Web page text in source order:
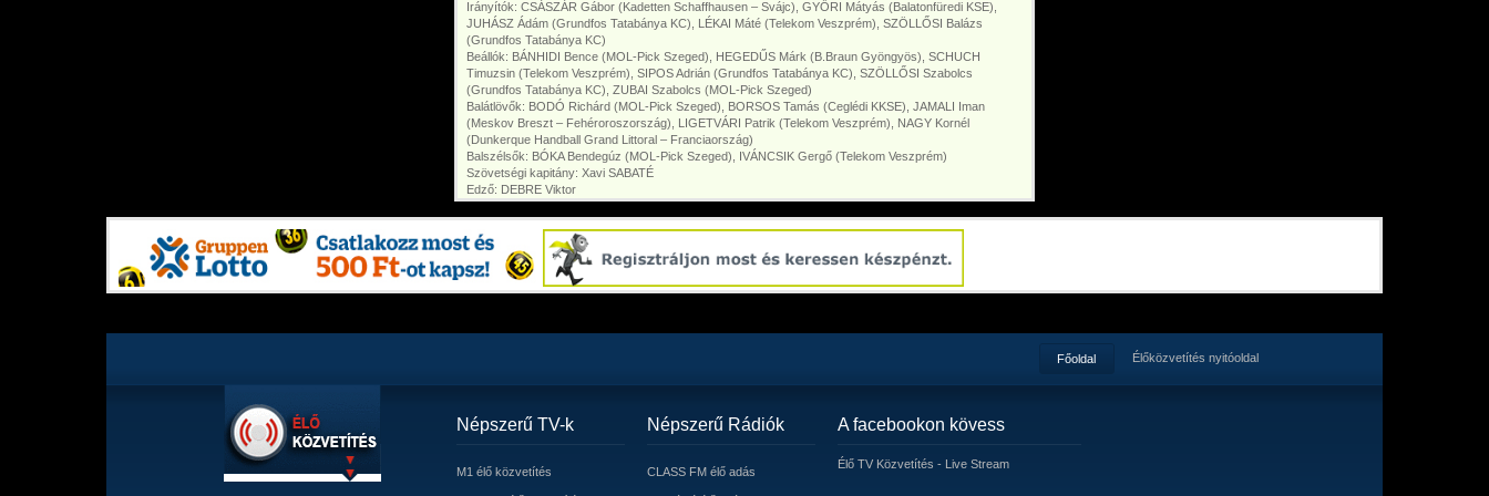
Irányítók: CSÁSZÁR Gábor (Kadetten Schaffhausen – Svájc), GYŐRI Mátyás (Balatonfüredi KSE),
JUHÁSZ Ádám (Grundfos Tatabánya KC), LÉKAI Máté (Telekom Veszprém), SZÖLLŐSI Balázs
(Grundfos Tatabánya KC)
Beállók: BÁNHIDI Bence (MOL-Pick Szeged), HEGEDŰS Márk (B.Braun Gyöngyös), SCHUCH
Timuzsin (Telekom Veszprém), SIPOS Adrián (Grundfos Tatabánya KC), SZÖLLŐSI Szabolcs
(Grundfos Tatabánya KC), ZUBAI Szabolcs (MOL-Pick Szeged)
Balátlövők: BODÓ Richárd (MOL-Pick Szeged), BORSOS Tamás (Ceglédi KKSE), JAMALI Iman
(Meskov Breszt – Fehéroroszország), LIGETVÁRI Patrik (Telekom Veszprém), NAGY Kornél
(Dunkerque Handball Grand Littoral – Franciaország)
Balszélsők: BÓKA Bendegúz (MOL-Pick Szeged), IVÁNCSIK Gergő (Telekom Veszprém)
Szövetségi kapitány: Xavi SABATÉ
Edző: DEBRE Viktor
Élőközvetítés nyitóoldal
Főoldal
Népszerű TV-k
M1 élő közvetítés
Népszerű Rádiók
CLASS FM élő adás
A facebookon kövess
Élő TV Közvetítés - Live Stream